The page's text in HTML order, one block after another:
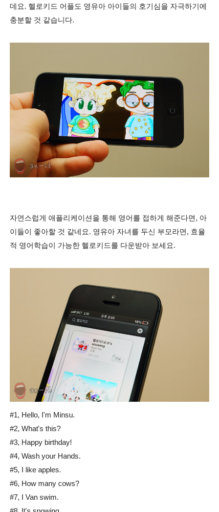
데요. 헬로키드 어플도 영유아 아이들의 호기심을 자극하기에
충분할 것 같습니다.
자연스럽게 애플리케이션을 통해 영어를 접하게 해준다면, 아
이들이 좋아할 것 같네요. 영유아 자녀를 두신 부모라면, 효율
적 영어학습이 가능한 헬로키드를 다운받아 보세요.
#1, Hello, I'm Minsu.
#2, What's this?
#3, Happy birthday!
#4, Wash your Hands.
#5, I like apples.
#6, How many cows?
#7, I Van swim.